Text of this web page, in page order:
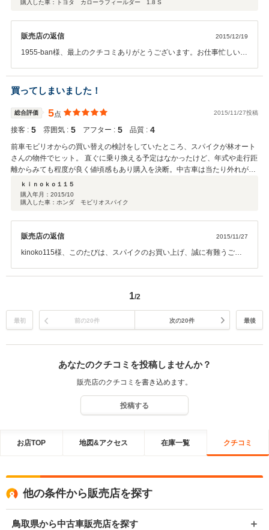
ほんとうにありがとうございました。 林オート様 最上の評価いたします。
購入した車：トヨタ カローラフィールダー 1.8 S
販売店の返信 2015/12/19
1955-ban様、最上のクチコミありがとうございます。お仕事忙しい
ます。お客様に喜んで頂ける事が一番です。寒い時期になりましたの
で、健康に気を付けてお過ごしください。この度は、本当に有難うご
ざいました。
買ってしまいました！
総合評価 5点 2015/11/27投稿
接客 : 5 雰囲気 : 5 アフター : 5 品質 : 4
前車モビリオからの買い替えの検討をしていたところ、スパイクが林オート
さんの物件でヒット。 直ぐに乗り換える予定はなかったけど、年式や走行距
離からみても程度が良く値頃感もあり購入を決断。中古車は当たり外れがあ
るのが心配でしたが試乗もさせてもらい、通常の点検では分からないだろ
う？部品の交換もしてもらいました。素朴な相談にも丁寧に対応して頂きあ
りがとうございました。
ｋｉｎｏｋｏ１１５
購入年月： 2015/10
購入した車：ホンダ モビリオスパイク
販売店の返信 2015/11/27
kinoko115様、このたびは、スパイクのお買い上げ、誠に有難うござ
の車を選んで頂き、大変嬉しく思います。また、このような高い評価
きありがとうございました。また何かありましたら、御気軽にご相談
ください。今後とも宜しくお願いいたします。
1/2
最初 前の20件 次の20件 最後
あなたのクチコミを投稿しませんか？
販売店のクチコミを書き込めます。
投稿する
お店TOP 地図&アクセス 在庫一覧 クチコミ
他の条件から販売店を探す
鳥取県から中古車販売店を探す